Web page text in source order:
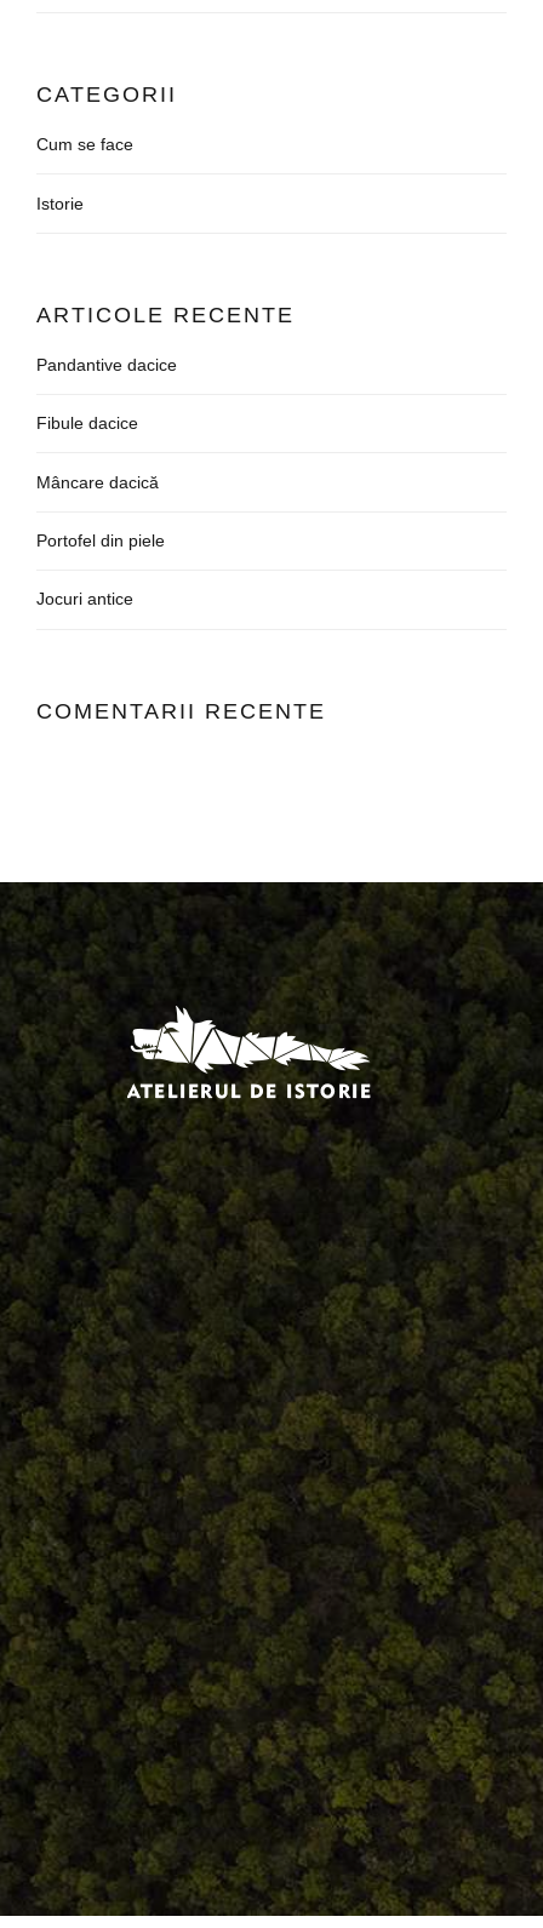
CATEGORII
Cum se face
Istorie
ARTICOLE RECENTE
Pandantive dacice
Fibule dacice
Mâncare dacică
Portofel din piele
Jocuri antice
COMENTARII RECENTE
Comandă, plată, livrare
Întreținere produse
Facebook.com/atelieruldeistorie
Contact@atelieruldeistorie.ro
0748.884.543
Termeni și condiții
ANPC
Home Despre noi Produse
Contact
Termeni și condiții
S.C. Atelierul de istorie SRL
J12/419/2016
CIF 35566674
RO48ROIN4021ZZ6H9WDUW2T2 Salt Bank